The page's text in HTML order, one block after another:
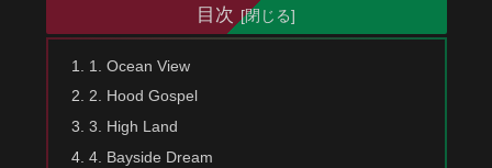
目次
1. Ocean View
2. Hood Gospel
3. High Land
4. Bayside Dream